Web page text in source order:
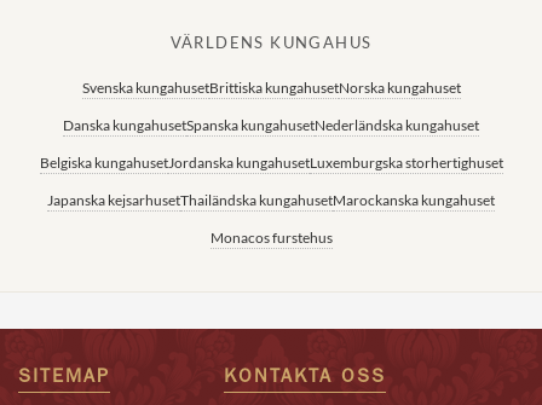
VÄRLDENS KUNGAHUS
Svenska kungahusetBrittiska kungahusetNorska kungahuset
Danska kungahusetSpanska kungahusetNederländska kungahuset
Belgiska kungahusetJordanska kungahusetLuxemburgska storhertighuset
Japanska kejsarhusetThailändska kungahusetMarockanska kungahuset
Monacos furstehus
SITEMAP KONTAKTA OSS